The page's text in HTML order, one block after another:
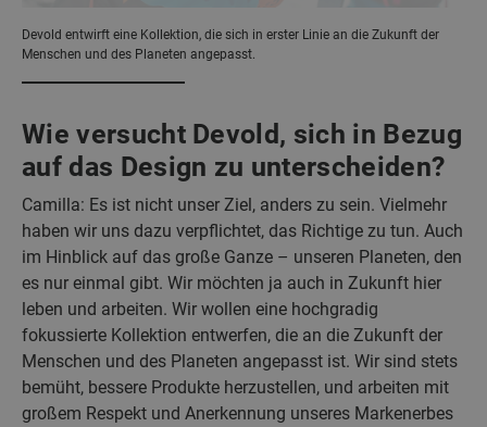
Devold entwirft eine Kollektion, die sich in erster Linie an die Zukunft der
Menschen und des Planeten angepasst.
Wie versucht Devold, sich in Bezug
auf das Design zu unterscheiden?
Camilla: Es ist nicht unser Ziel, anders zu sein. Vielmehr
haben wir uns dazu verpflichtet, das Richtige zu tun. Auch
im Hinblick auf das große Ganze – unseren Planeten, den
es nur einmal gibt. Wir möchten ja auch in Zukunft hier
leben und arbeiten. Wir wollen eine hochgradig
fokussierte Kollektion entwerfen, die an die Zukunft der
Menschen und des Planeten angepasst ist. Wir sind stets
bemüht, bessere Produkte herzustellen, und arbeiten mit
großem Respekt und Anerkennung unseres Markenerbes